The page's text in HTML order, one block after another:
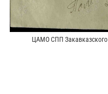
ЦАМО СПП